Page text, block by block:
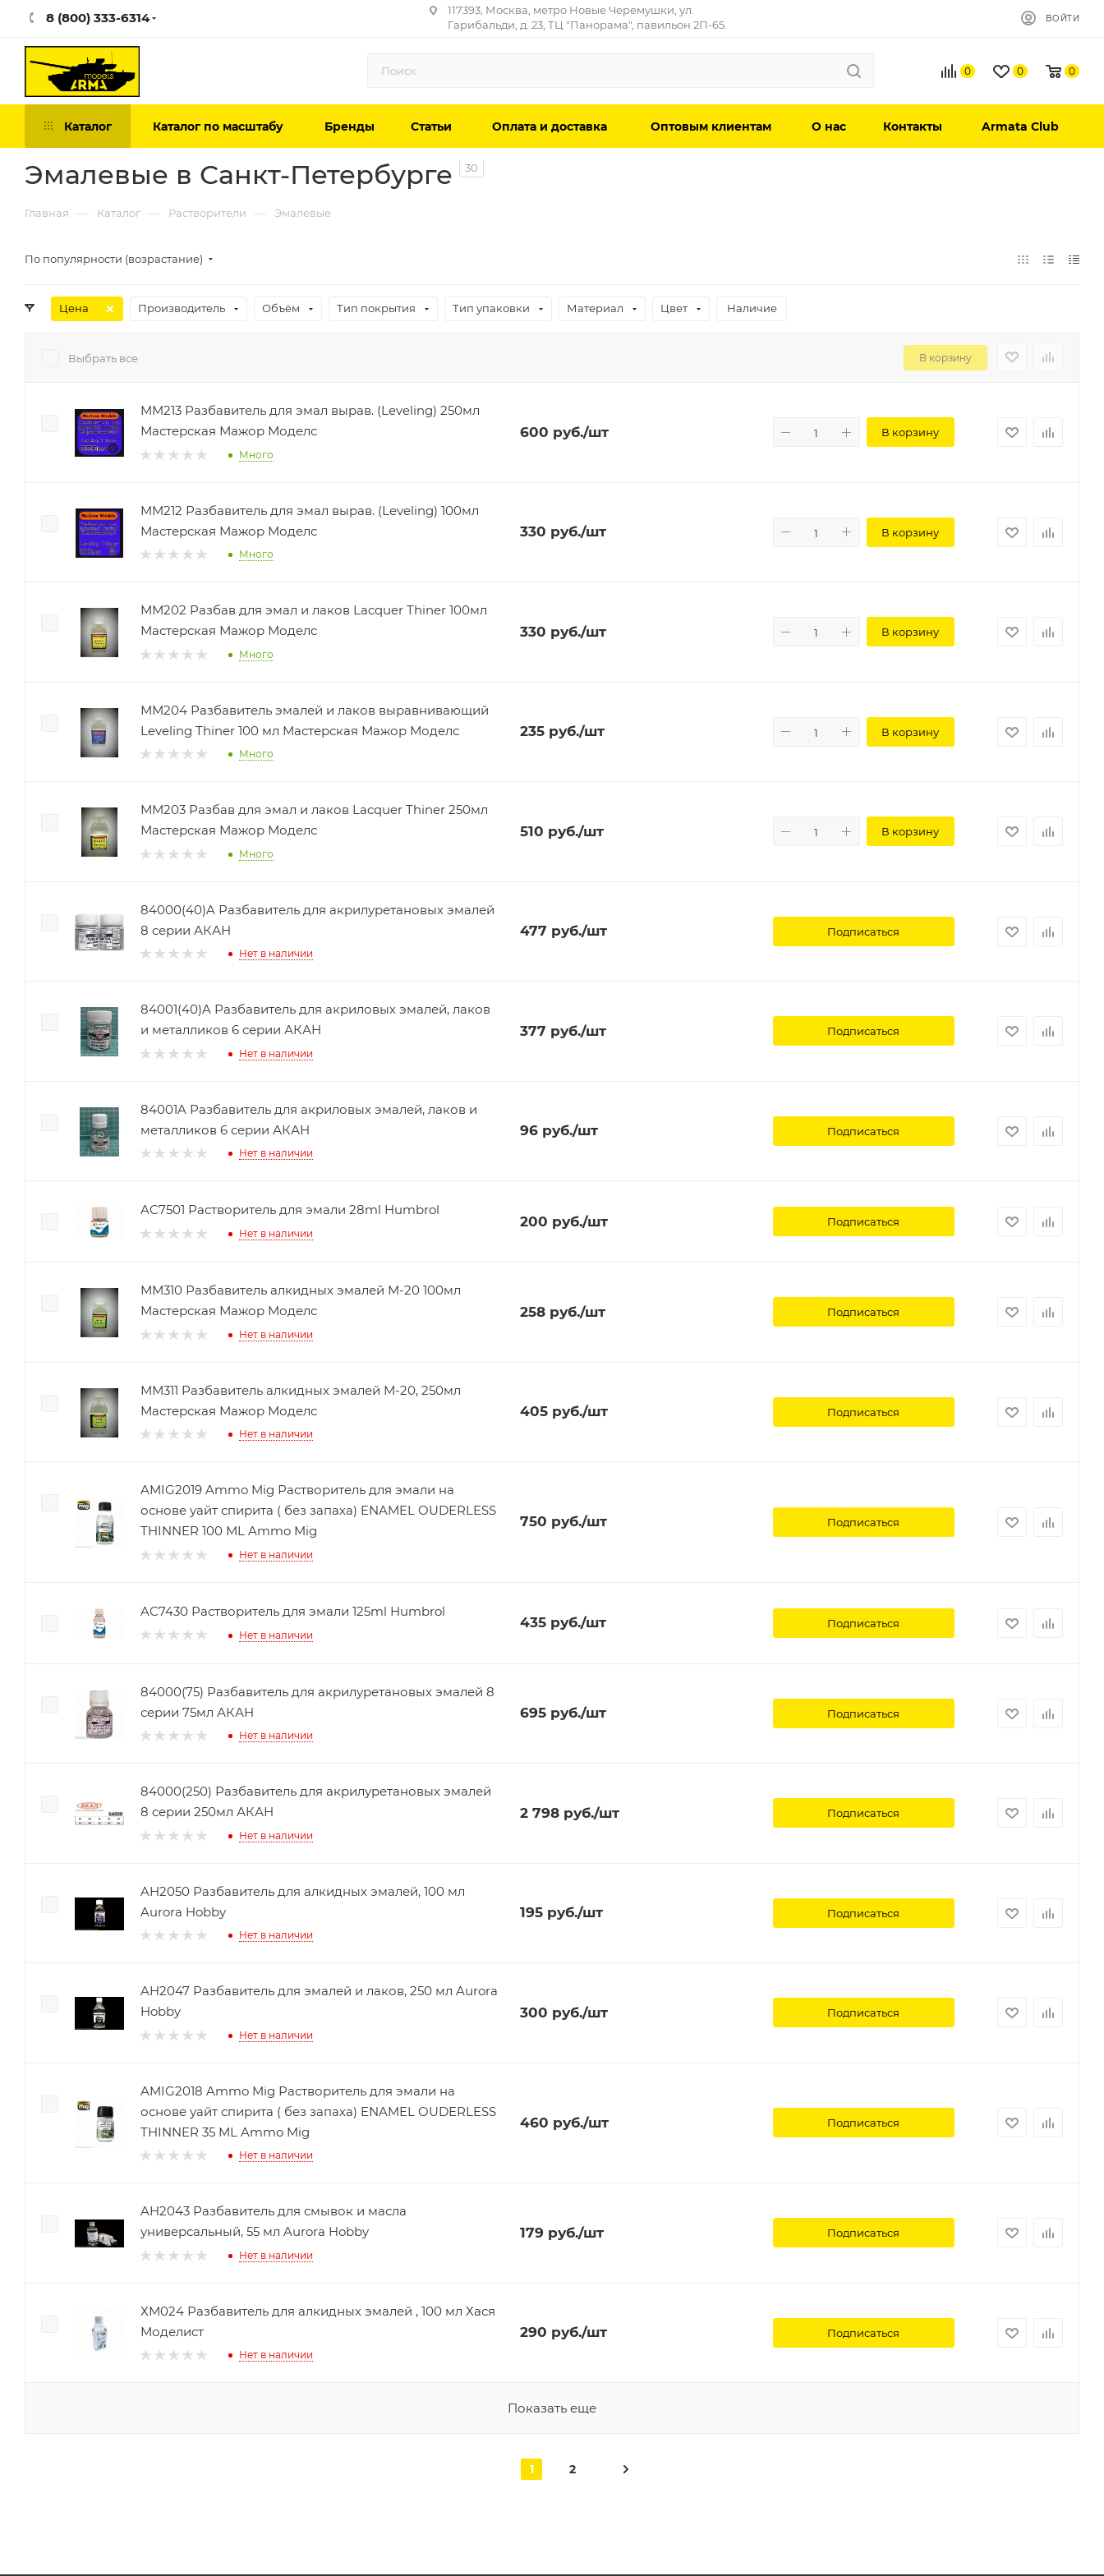
8 (800) 333-6314
117393, Москва, метро Новые Черемушки, ул.
Гарибальди, д. 23, ТЦ "Панорама", павильон 2П-65.
ВОЙТИ
0 0 0
Каталог Каталог по масштабу Бренды Статьи Оплата и доставка Оптовым клиентам О нас Контакты Armata Club
Эмалевые в Санкт-Петербурге 30
Главная — Каталог — Растворители — Эмалевые
По популярности (возрастание)
Цена Производитель Объём Тип покрытия Тип упаковки Материал Цвет Наличие
Выбрать все В корзину
MM213 Разбавитель для эмал вырав. (Leveling) 250мл
Мастерская Мажор Моделс
Много
600 руб./шт В корзину
MM212 Разбавитель для эмал вырав. (Leveling) 100мл
Мастерская Мажор Моделс
Много
330 руб./шт В корзину
ММ202 Разбав для эмал и лаков Lacquer Thiner 100мл
Мастерская Мажор Моделс
Много
330 руб./шт В корзину
ММ204 Разбавитель эмалей и лаков выравнивающий
Leveling Thiner 100 мл Мастерская Мажор Моделс
Много
235руб./шт В корзину
ММ203 Разбав для эмал и лаков Lacquer Thiner 250мл
Мастерская Мажор Моделс
Много
510 руб./шт В корзину
84000(40)A Разбавитель для акрилуретановых эмалей
8 серии АКАН
Нет в наличии
477 руб./шт Подписаться
84001(40)A Разбавитель для акриловых эмалей, лаков
и металликов 6 серии АКАН
Нет в наличии
377 руб./шт Подписаться
84001A Разбавитель для акриловых эмалей, лаков и
металликов 6 серии АКАН
Нет в наличии
96руб./шт Подписаться
AC7501 Растворитель для эмали 28ml Humbrol
Нет в наличии
200 руб./шт Подписаться
ММ310 Разбавитель алкидных эмалей М-20 100мл
Мастерская Мажор Моделс
Нет в наличии
258руб./шт Подписаться
ММ311 Разбавитель алкидных эмалей М-20, 250мл
Мастерская Мажор Моделс
Нет в наличии
405руб./шт Подписаться
AMIG2019 Ammo Mig Растворитель для эмали на
основе уайт спирита ( без запаха) ENAMEL OUDERLESS
THINNER 100 ML Ammo Mig
Нет в наличии
750 руб./шт Подписаться
AC7430 Растворитель для эмали 125ml Humbrol
Нет в наличии
435руб./шт Подписаться
84000(75) Разбавитель для акрилуретановых эмалей 8
серии 75мл АКАН
Нет в наличии
695руб./шт Подписаться
84000(250) Разбавитель для акрилуретановых эмалей
8 серии 250мл АКАН
Нет в наличии
2 798руб./шт Подписаться
AH2050 Разбавитель для алкидных эмалей, 100 мл
Aurora Hobby
Нет в наличии
195руб./шт Подписаться
AH2047 Разбавитель для эмалей и лаков, 250 мл Aurora
Hobby
Нет в наличии
300 руб./шт Подписаться
AMIG2018 Ammo Mig Растворитель для эмали на
основе уайт спирита ( без запаха) ENAMEL OUDERLESS
THINNER 35 ML Ammo Mig
Нет в наличии
460 руб./шт Подписаться
AH2043 Разбавитель для смывок и масла
универсальный, 55 мл Aurora Hobby
Нет в наличии
179руб./шт Подписаться
ХМ024 Разбавитель для алкидных эмалей , 100 мл Хася
Моделист
Нет в наличии
290 руб./шт Подписаться
Показать еще
1 2